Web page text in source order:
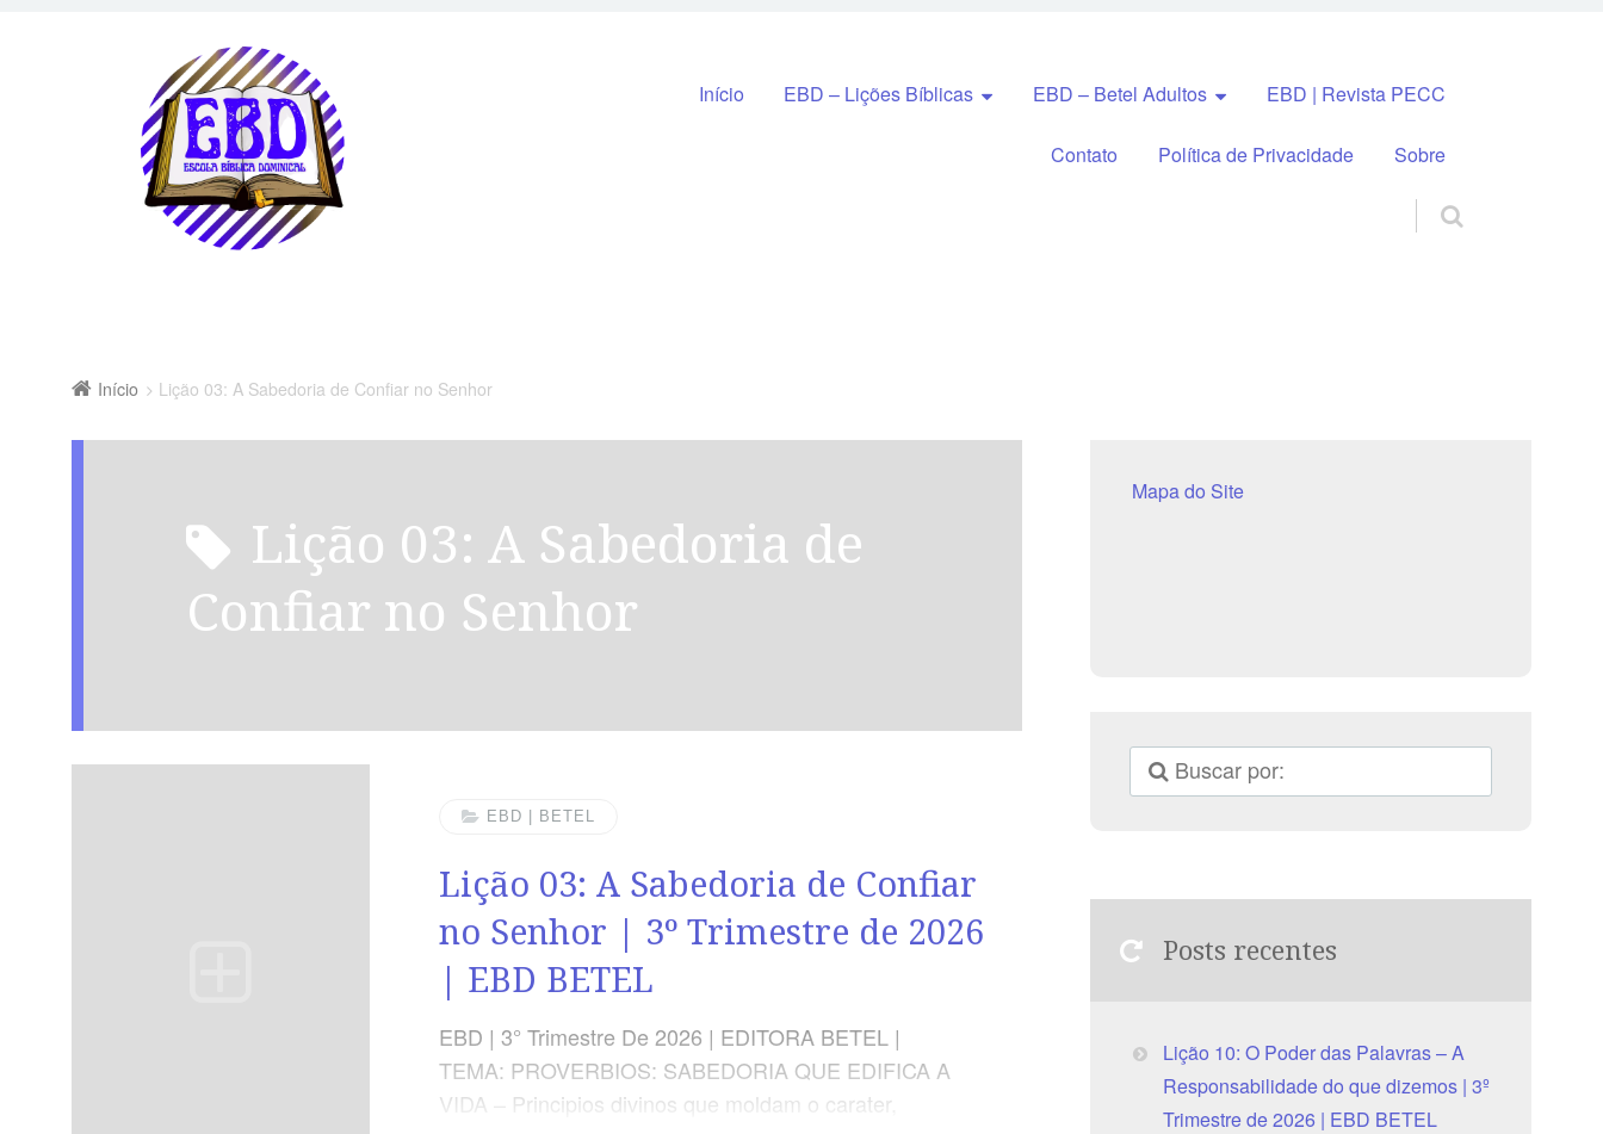
Pular para o conteúdo
Início EBD – Lições Bíblicas EBD – Betel Adultos EBD | Revista PECC
Contato Política de Privacidade Sobre
Início Lição 03: A Sabedoria de Confiar no Senhor
Lição 03: A Sabedoria de
Confiar no Senhor
EBD | BETEL
Lição 03: A Sabedoria de Confiar
no Senhor | 3º Trimestre de 2026
| EBD BETEL
EBD | 3° Trimestre De 2026 | EDITORA BETEL |
TEMA: PROVERBIOS: SABEDORIA QUE EDIFICA A
VIDA – Principios divinos que moldam o carater,
Mapa do Site
Posts recentes
Lição 10: O Poder das Palavras – A
Responsabilidade do que dizemos | 3º
Trimestre de 2026 | EBD BETEL